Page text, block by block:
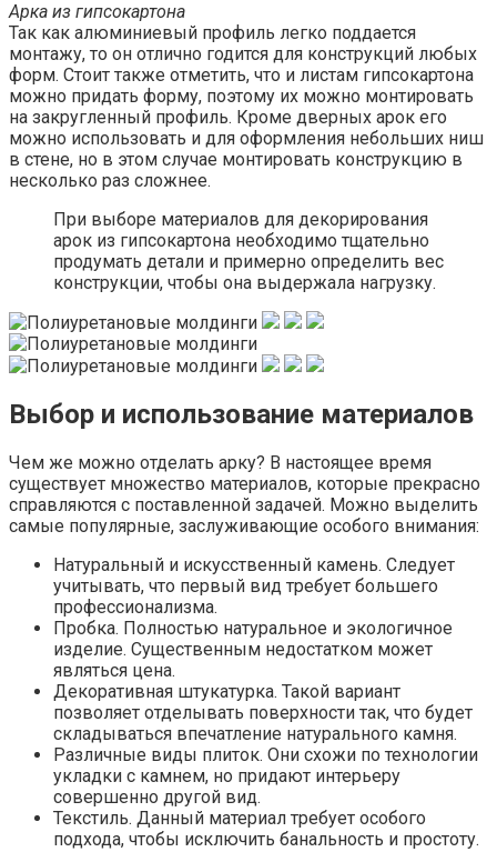
Арка из гипсокартона
Так как алюминиевый профиль легко поддается
монтажу, то он отлично годится для конструкций любых
форм. Стоит также отметить, что и листам гипсокартона
можно придать форму, поэтому их можно монтировать
на закругленный профиль. Кроме дверных арок его
можно использовать и для оформления небольших ниш
в стене, но в этом случае монтировать конструкцию в
несколько раз сложнее.
При выборе материалов для декорирования
арок из гипсокартона необходимо тщательно
продумать детали и примерно определить вес
конструкции, чтобы она выдержала нагрузку.
Выбор и использование материалов
Чем же можно отделать арку? В настоящее время
существует множество материалов, которые прекрасно
справляются с поставленной задачей. Можно выделить
самые популярные, заслуживающие особого внимания:
Натуральный и искусственный камень. Следует
учитывать, что первый вид требует большего
профессионализма.
Пробка. Полностью натуральное и экологичное
изделие. Существенным недостатком может
являться цена.
Декоративная штукатурка. Такой вариант
позволяет отделывать поверхности так, что будет
складываться впечатление натурального камня.
Различные виды плиток. Они схожи по технологии
укладки с камнем, но придают интерьеру
совершенно другой вид.
Текстиль. Данный материал требует особого
подхода, чтобы исключить банальность и простоту.